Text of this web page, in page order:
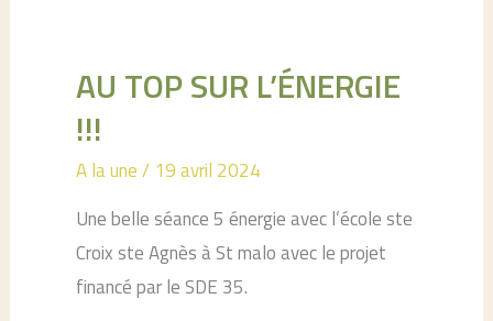
AU TOP SUR L’ÉNERGIE
!!!
A la une/ 19 avril 2024
Une belle séance 5 énergie avec l’école ste
Croix ste Agnès à St malo avec le projet
financé par le SDE 35.